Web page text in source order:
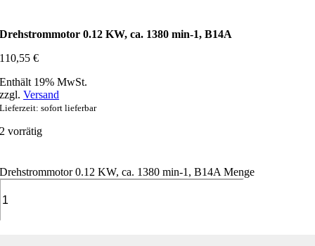
Drehstrommotor 0.12 KW, ca. 1380 min-1, B14A
110,55€
Enthält 19% MwSt.
zzgl.Versand
Lieferzeit: sofort lieferbar
2 vorrätig
Drehstrommotor 0.12 KW, ca. 1380 min-1, B14A Menge